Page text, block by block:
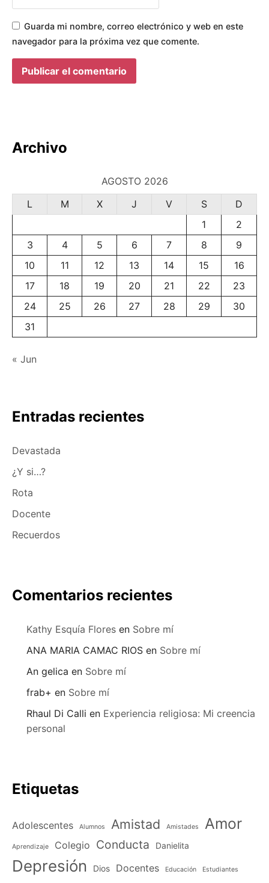
Guarda mi nombre, correo electrónico y web en este
navegador para la próxima vez que comente.
Archivo
AGOSTO 2026
L
M X J V S
D
1
2
3
4 5 6 7 8
9
10
11 12 13 14 15
16
17
18 19 20 21 22
23
24
25 26 27 28 29
30
31
« Jun
Entradas recientes
Devastada
¿Y si…?
Rota
Docente
Recuerdos
Comentarios recientes
Kathy Esquía Flores en Sobre mí
ANA MARIA CAMAC RIOS en Sobre mí
An gelica en Sobre mí
frab+ en Sobre mí
Rhaul Di Calli en Experiencia religiosa: Mi creencia
personal
Etiquetas
Adolescentes Alumnos Amistad Amistades Amor
Aprendizaje Colegio Conducta Danielita
Depresión Dios Docentes Educación Estudiantes